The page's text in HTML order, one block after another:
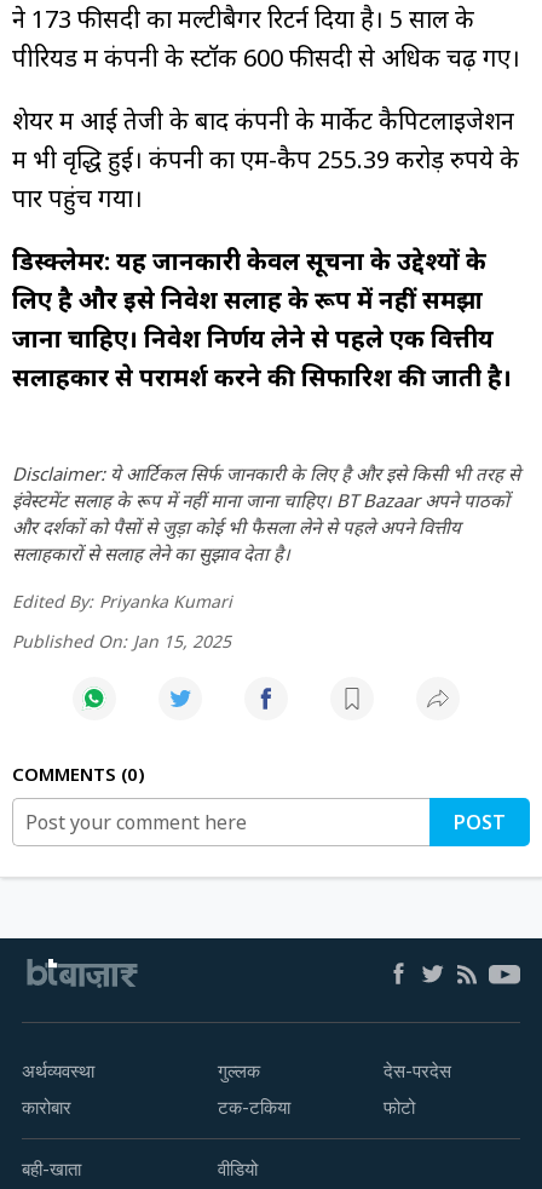
ने 173 फीसदी का मल्टीबैगर रिटर्न दिया है। 5 साल के
पीरियड में कंपनी के स्टॉक 600 फीसदी से अधिक चढ़ गए।
शेयर में आई तेजी के बाद कंपनी के मार्केट कैपिटलाइजेशन
में भी वृद्धि हुई। कंपनी का एम-कैप 255.39 करोड़ रुपये के
पार पहुंच गया।
डिस्क्लेमर: यह जानकारी केवल सूचना के उद्देश्यों के
लिए है और इसे निवेश सलाह के रूप में नहीं समझा
जाना चाहिए। निवेश निर्णय लेने से पहले एक वित्तीय
सलाहकार से परामर्श करने की सिफारिश की जाती है।
Disclaimer: ये आर्टिकल सिर्फ जानकारी के लिए है और इसे किसी भी तरह से
इंवेस्टमेंट सलाह के रूप में नहीं माना जाना चाहिए। BT Bazaar अपने पाठकों
और दर्शकों को पैसों से जुड़ा कोई भी फैसला लेने से पहले अपने वित्तीय
सलाहकारों से सलाह लेने का सुझाव देता है।
Edited By: Priyanka Kumari
Published On: Jan 15, 2025
COMMENTS 0
POST
अर्थव्यवस्था
कारोबार
गुल्लक
टक-टकिया
देस-परदेस
फोटो
बही-खाता वीडियो